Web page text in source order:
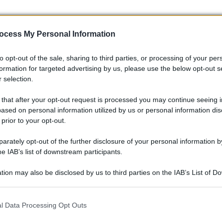
My Personal Information
opt-out of the sale, sharing to third parties, or processing of your
for targeted advertising by us, please use the below opt-out
selection.
that after your opt-out request is processed you may continue seeing
on personal information utilized by us or personal information
to your opt-out.
opt-out of the further disclosure of your personal information
IAB’s list of downstream participants.
may also be disclosed by us to third parties on the IAB’s List of
including but not limited to your visit or usage behaviour. You may
Data Processing Opt Outs
elettrificate
mano, i vantaggi si estendono anche alla sostenibilità e
a costi inferiori rispetto al nuovo, conservando le
agevolata in alcune aree urbane. Queste condizioni
spesso gradita a chi sta valutando la transizione completa